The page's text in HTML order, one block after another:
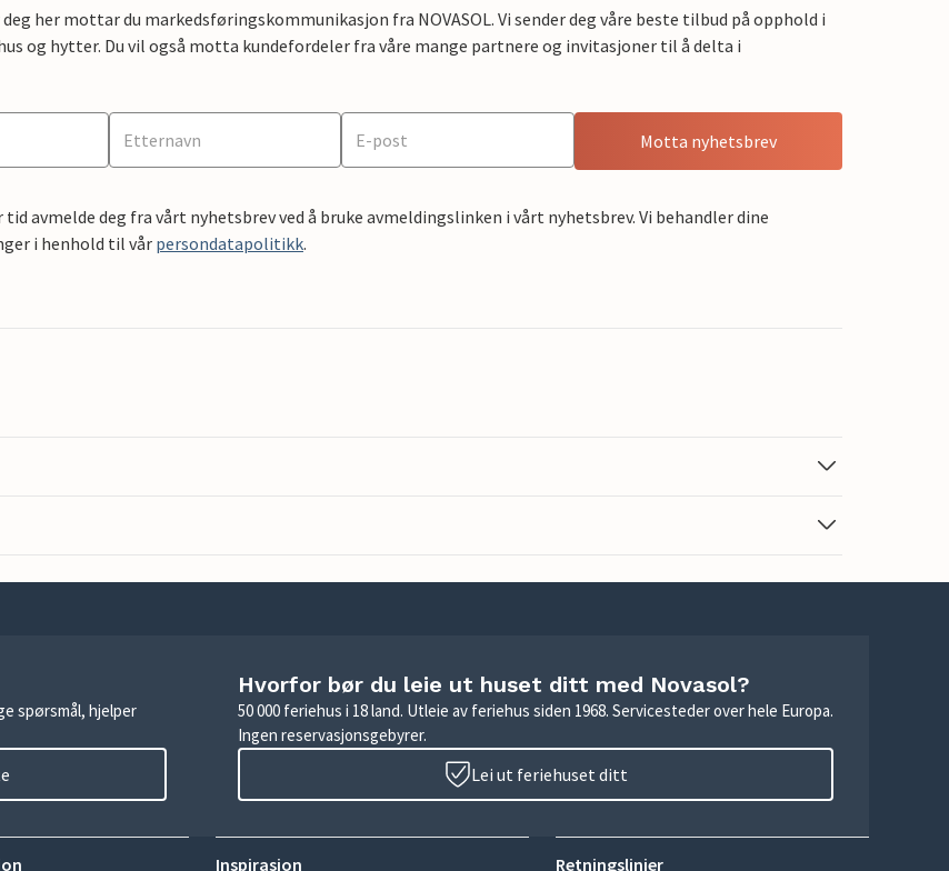
her mottar du markedsføringskommunikasjon fra NOVASOL. Vi sender deg våre beste tilbud på opphold i
og hytter. Du vil også motta kundefordeler fra våre mange partnere og invitasjoner til å delta i
Motta nyhetsbrev
tid avmelde deg fra vårt nyhetsbrev ved å bruke avmeldingslinken i vårt nyhetsbrev. Vi behandler dine
i henhold til vår persondatapolitikk.
spørsmål, hjelper
Hvorfor bør du leie ut huset ditt med Novasol?
50 000 feriehus i 18 land. Utleie av feriehus siden 1968. Servicesteder over hele Europa.
Ingen reservasjonsgebyrer.
Lei ut feriehuset ditt
Inspirasjon Retningslinjer